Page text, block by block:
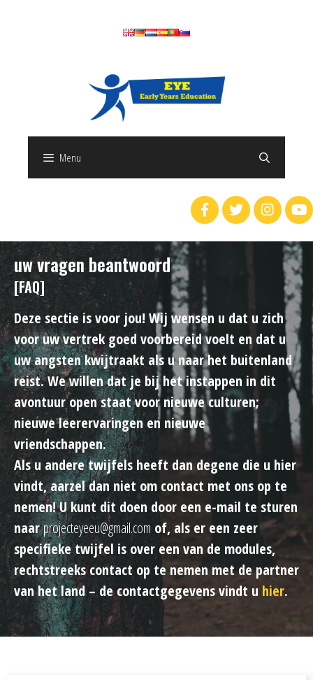
Menu
uw vragen beantwoord
[FAQ]
Deze sectie is voor jou! Wij wensen u dat u zich
voor uw vertrek goed voorbereid voelt en dat u
uw angsten kwijtraakt als u naar het buitenland
reist. We willen dat je bij het instappen in dit
avontuur open staat voor nieuwe culturen;
nieuwe leerervaringen en nieuwe
vriendschappen.
Als u andere twijfels heeft dan degene die u hier
vindt, aarzel dan niet om contact met ons op te
nemen! U kunt dit doen door een e-mail te sturen
naarprojecteyeeu@gmail.com of, als er een zeer
specifieke twijfel is over een van de modules,
rechtstreeks contact op te nemen met de partner
van het land – de contactgegevens vindt u hier.